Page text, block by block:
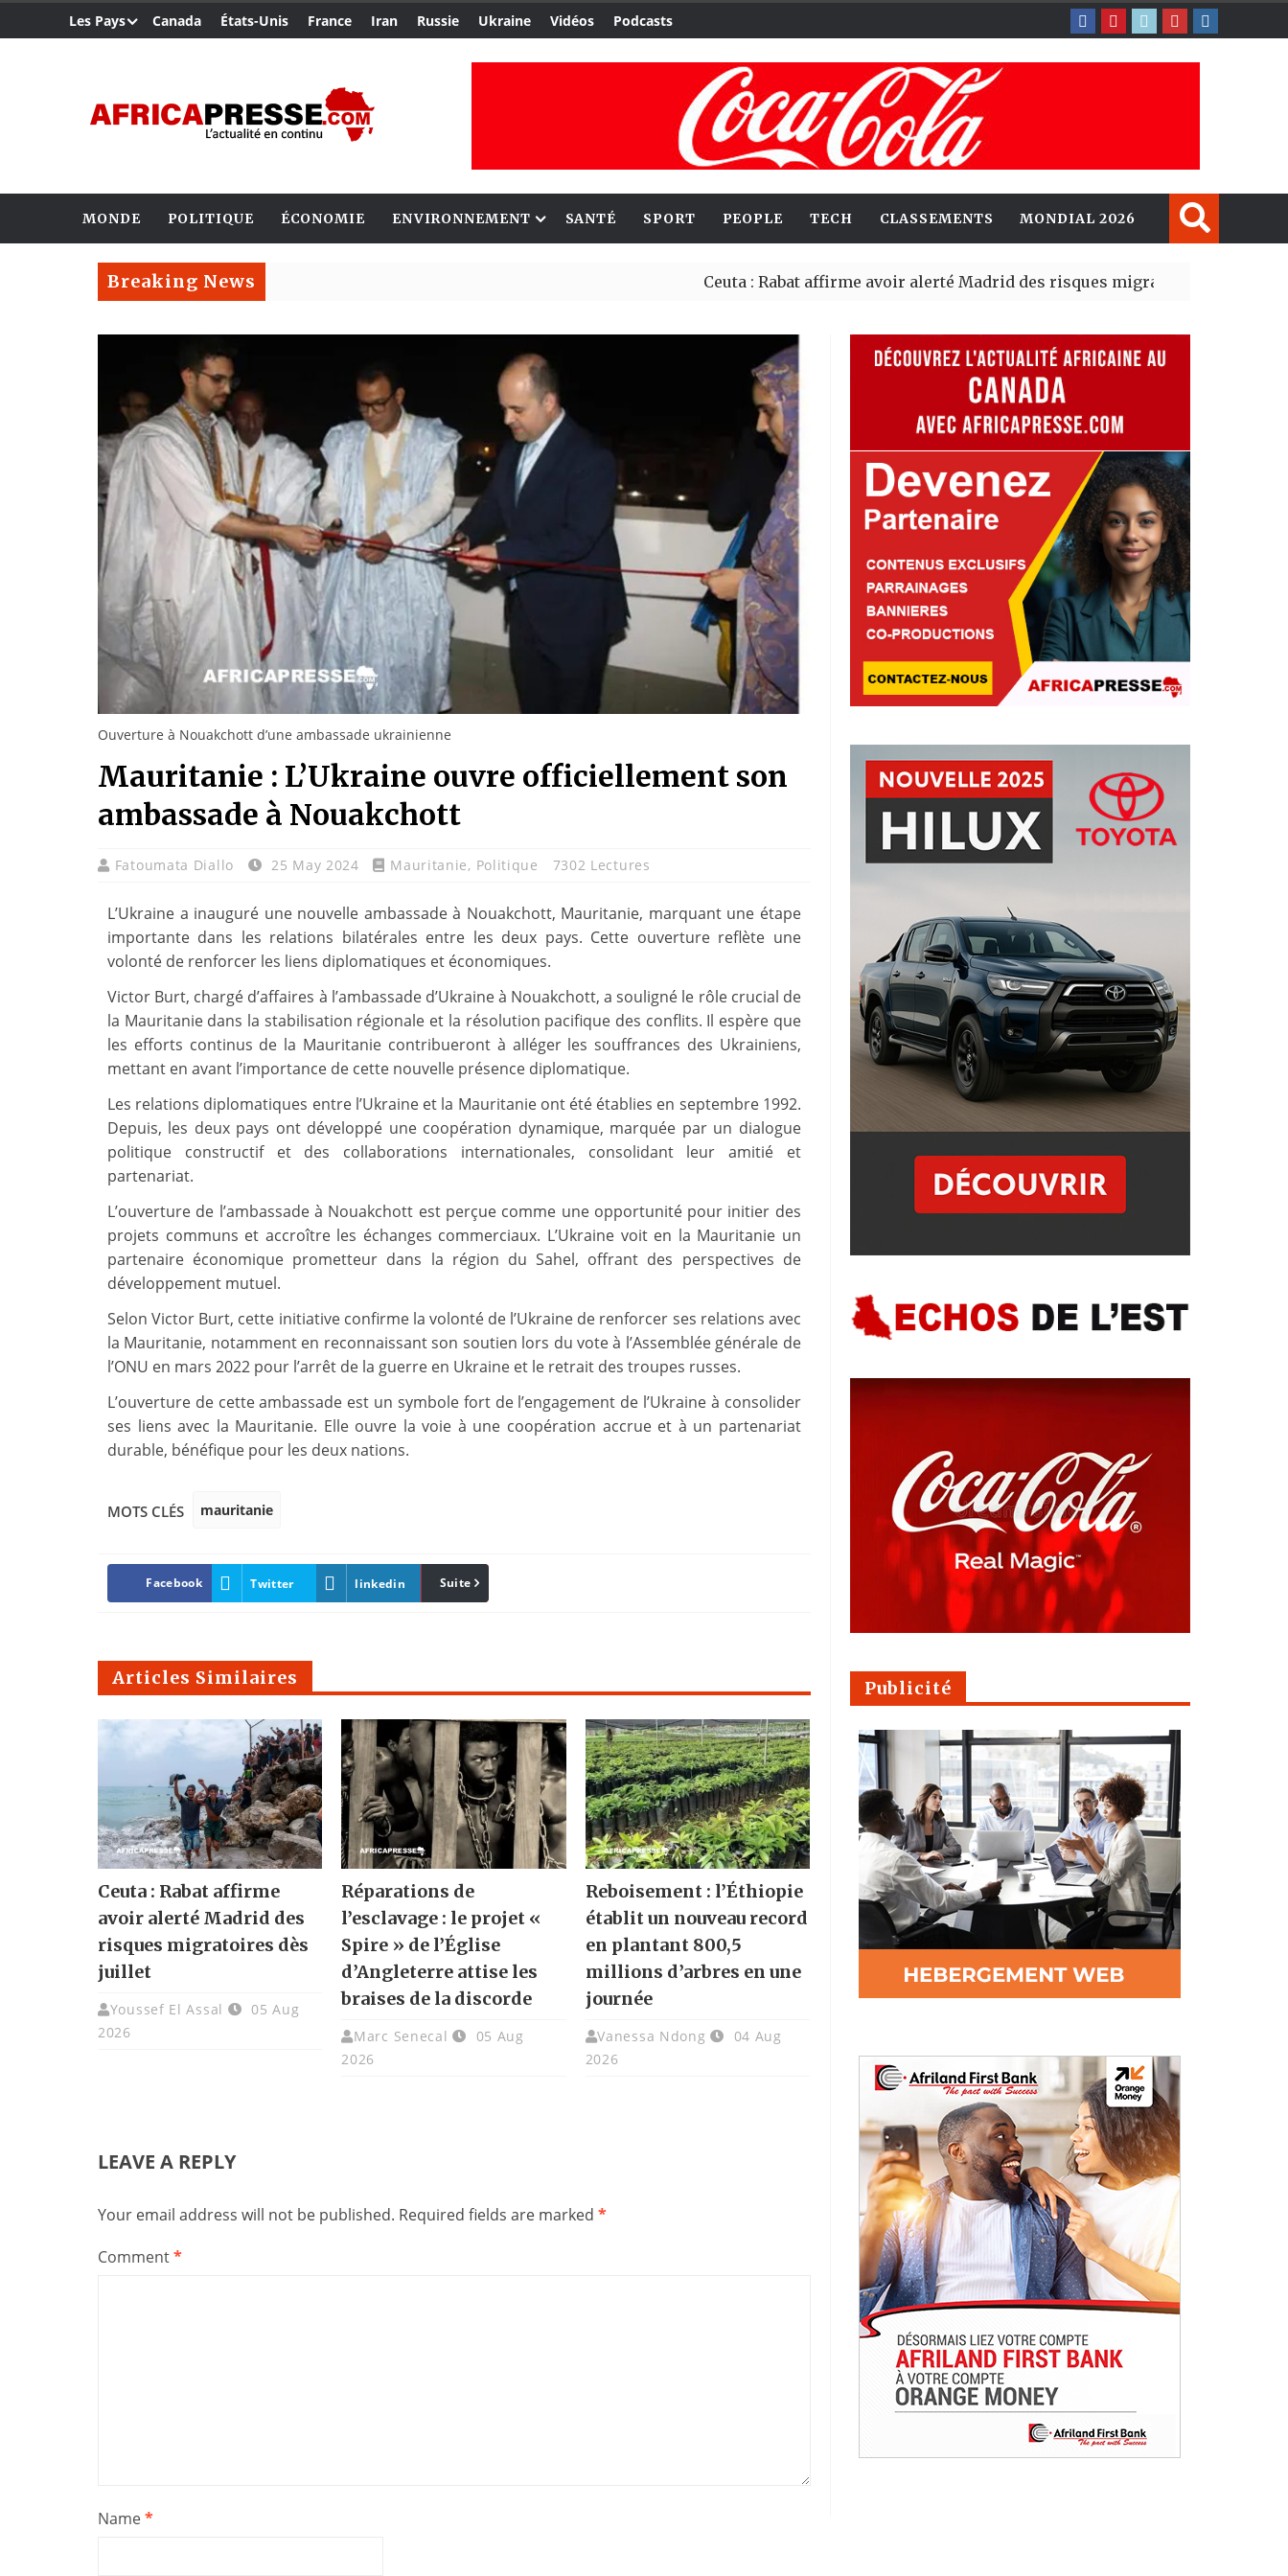
Les Pays Canada États-Unis France Iran Russie Ukraine Vidéos Podcasts
MONDE POLITIQUE ÉCONOMIE ENVIRONNEMENT SANTÉ SPORT PEOPLE TECH CLASSEMENTS MONDIAL 2026
Breaking News Ceuta : Rabat affirme avoir alerté Madrid des risques migratoires dès juillet
Ouverture à Nouakchott d’une ambassade ukrainienne
Mauritanie : L’Ukraine ouvre officiellement son
ambassade à Nouakchott
Fatoumata Diallo 25 May 2024 Mauritanie, Politique 7302 Lectures
L’Ukraine a inauguré une nouvelle ambassade à Nouakchott, Mauritanie, marquant une étape
importante dans les relations bilatérales entre les deux pays. Cette ouverture reflète une
volonté de renforcer les liens diplomatiques et économiques.
Victor Burt, chargé d’affaires à l’ambassade d’Ukraine à Nouakchott, a souligné le rôle crucial de
la Mauritanie dans la stabilisation régionale et la résolution pacifique des conflits. Il espère que
les efforts continus de la Mauritanie contribueront à alléger les souffrances des Ukrainiens,
mettant en avant l’importance de cette nouvelle présence diplomatique.
Les relations diplomatiques entre l’Ukraine et la Mauritanie ont été établies en septembre 1992.
Depuis, les deux pays ont développé une coopération dynamique, marquée par un dialogue
politique constructif et des collaborations internationales, consolidant leur amitié et
partenariat.
L’ouverture de l’ambassade à Nouakchott est perçue comme une opportunité pour initier des
projets communs et accroître les échanges commerciaux. L’Ukraine voit en la Mauritanie un
partenaire économique prometteur dans la région du Sahel, offrant des perspectives de
développement mutuel.
Selon Victor Burt, cette initiative confirme la volonté de l’Ukraine de renforcer ses relations avec
la Mauritanie, notamment en reconnaissant son soutien lors du vote à l’Assemblée générale de
l’ONU en mars 2022 pour l’arrêt de la guerre en Ukraine et le retrait des troupes russes.
L’ouverture de cette ambassade est un symbole fort de l’engagement de l’Ukraine à consolider
ses liens avec la Mauritanie. Elle ouvre la voie à une coopération accrue et à un partenariat
durable, bénéfique pour les deux nations.
MOTS CLÉS mauritanie
Facebook Twitter linkedin Pinterest
Suite
Articles Similaires
Ceuta : Rabat affirme
avoir alerté Madrid des
risques migratoires dès
juillet
Youssef El Assal
05 Aug
2026
Réparations de
l’esclavage : le projet «
Spire » de l’Église
d’Angleterre attise les
braises de la discorde
Marc Senecal
05 Aug
2026
Reboisement : l’Éthiopie
établit un nouveau record
en plantant 800,5
millions d’arbres en une
journée
Vanessa Ndong
04 Aug
2026
LEAVE A REPLY
Your email address will not be published. Required fields are marked *
Comment*
Name*
Publicité